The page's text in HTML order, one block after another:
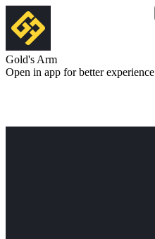
Gold's Arm
Open in app for better experience